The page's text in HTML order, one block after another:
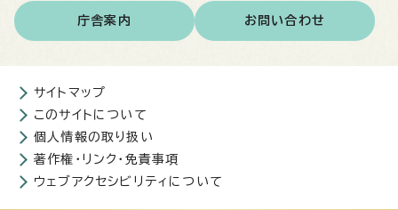
庁舎案内 お問い合わせ
サイトマップ
このサイトについて
個人情報の取り扱い
著作権・リンク・免責事項
ウェブアクセシビリティについて